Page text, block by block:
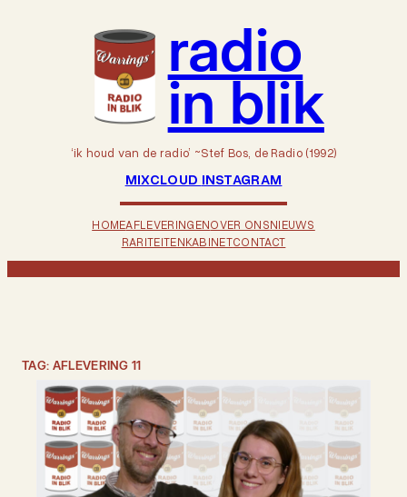
radio
in blik
‘ik houd van de radio’ ~Stef Bos, de Radio (1992)
MIXCLOUD INSTAGRAM
HOMEAFLEVERINGENOVER ONSNIEUWS
RARITEITENKABINETCONTACT
TAG: AFLEVERING 11